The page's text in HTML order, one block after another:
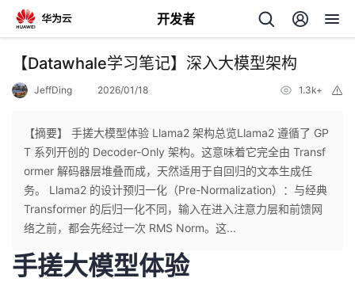
开发者
返
个
人
主
我
的
【Datawhale学习笔记】深入大模型架构
JeffDing 2026/01/18 1.3k+
【摘要】 手搓大模型体验 Llama2 架构总览Llama2 遵循了 GP
T 系列开创的 Decoder-Only 架构。这意味着它完全由 Transf
ormer 解码器层堆叠而成，天然适用于自回归的文本生成任
务。 Llama2 的设计预归一化（Pre-Normalization）：与经典
Transformer 的后归一化不同，输入在进入注意力层和前馈网
络之前，都会先经过一次 RMS Norm。这...
手搓大模型体验